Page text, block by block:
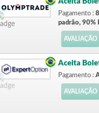
Pagamento :
padrão, 90%
AVALIAÇÃO
Aceita
Pagamento :
AVALIAÇÃO